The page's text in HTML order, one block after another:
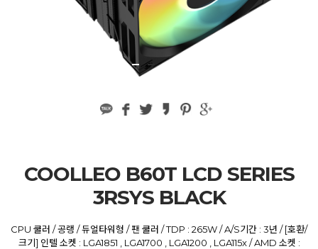
COOLLEO B60T LCD SERIES
3RSYS BLACK
CPU 쿨러 / 공랭 / 듀얼타워형 / 팬 쿨러 / TDP : 265W / A/S기간 : 3년 / [호환/
크기] 인텔 소켓 : LGA1851 , LGA1700 , LGA1200 , LGA115x / AMD 소켓 :